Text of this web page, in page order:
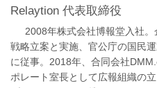
Relaytion 代表取締役
2008年株式会社博報堂入社。
戦略立案と実施、官公庁の国民
に従事。2018年、合同会社
ポレート室長として広報組織の